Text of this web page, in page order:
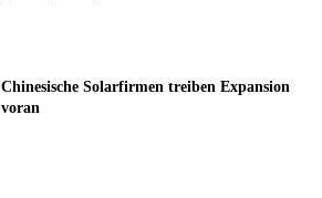
Chinesische Solarfirmen treiben Expansion
voran